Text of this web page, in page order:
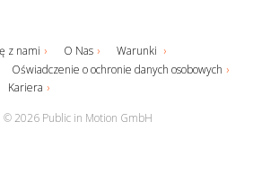
z nami O Nas
Warunki
Oświadczenie o ochronie danych osobowych
Kariera
© 2026 Public in Motion GmbH